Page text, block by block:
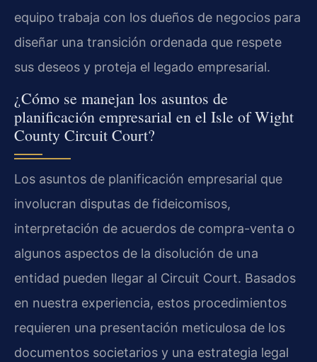
equipo trabaja con los dueños de negocios para
diseñar una transición ordenada que respete
sus deseos y proteja el legado empresarial.
¿Cómo se manejan los asuntos de
planificación empresarial en el Isle of Wight
County Circuit Court?
Los asuntos de planificación empresarial que
involucran disputas de fideicomisos,
interpretación de acuerdos de compra-venta o
algunos aspectos de la disolución de una
entidad pueden llegar al Circuit Court. Basados
en nuestra experiencia, estos procedimientos
requieren una presentación meticulosa de los
documentos societarios y una estrategia legal